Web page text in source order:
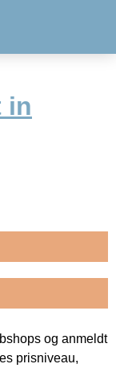
in
og anmeldt
prisniveau,